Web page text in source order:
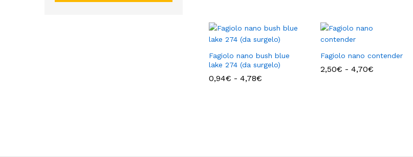
Fagiolo nano bush blue
lake 274 (da surgelo)
0,94€ - 4,78€
0,94€ 4,78€
Fagiolo nano contender
2,50€ - 4,70€Fascia
2,50€ 4,70€